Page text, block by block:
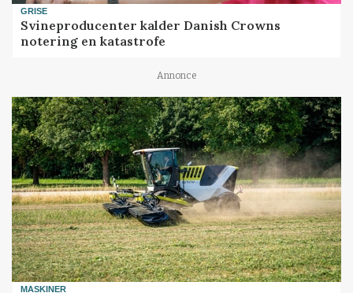
GRISE
Svineproducenter kalder Danish Crowns
notering en katastrofe
Annonce
MASKINER